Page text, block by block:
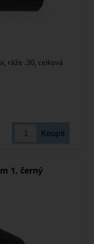
ráže .30, celková
1, černý